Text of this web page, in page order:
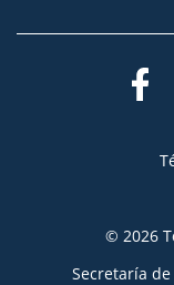
© 2026
Secretaría